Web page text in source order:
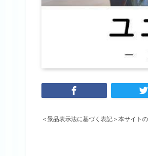
＜景品表示法に基づく表記＞本サイト